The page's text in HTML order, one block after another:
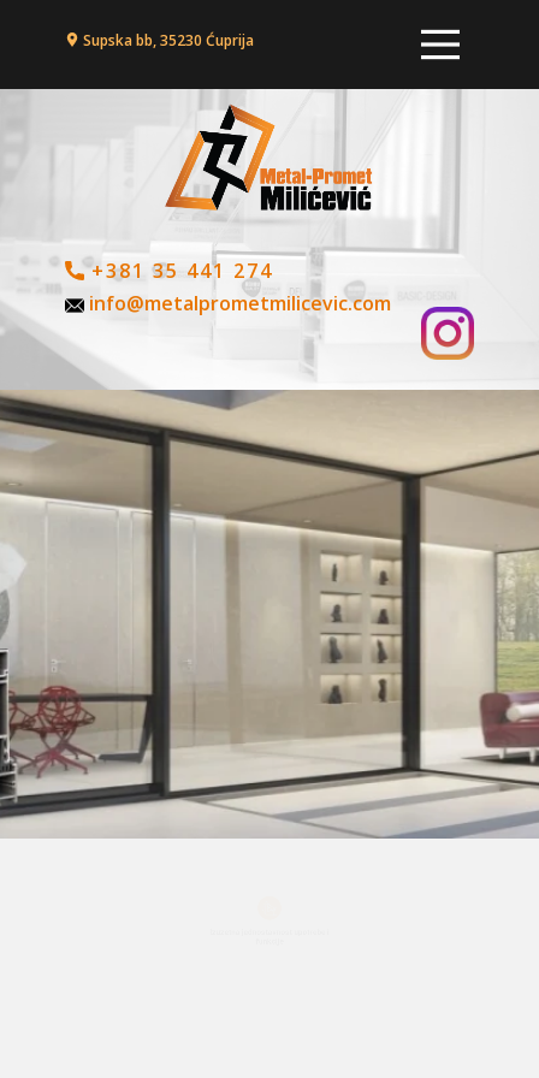
Supska bb, 35230 Ćuprija
+381 35 441 274
info@metalprometmilicevic.com